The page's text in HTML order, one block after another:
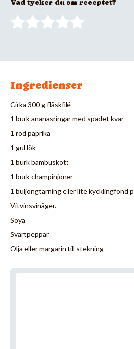
Vad tycker du om receptet?
Ingredienser
Cirka 300 g fläskfilé
1 burk ananasringar med spadet kvar
1 röd paprika
1 gul lök
1 burk bambuskott
1 burk champinjoner
1 buljongtärning eller lite kycklingfond
Vitvinsvinäger.
Soya
Svartpeppar
Olja eller margarin till stekning